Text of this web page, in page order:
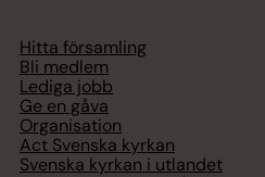
Hitta församling
Bli medlem
Lediga jobb
Ge en gåva
Organisation
Act Svenska kyrkan
Svenska kyrkan i utlandet